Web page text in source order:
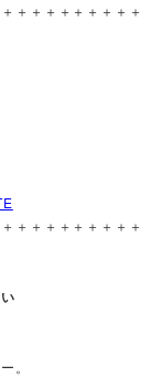
＋＋＋＋＋＋＋＋＋
＋＋＋＋＋＋＋＋＋
。